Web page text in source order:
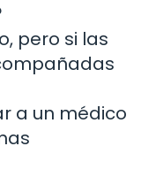
pero si las
a un médico